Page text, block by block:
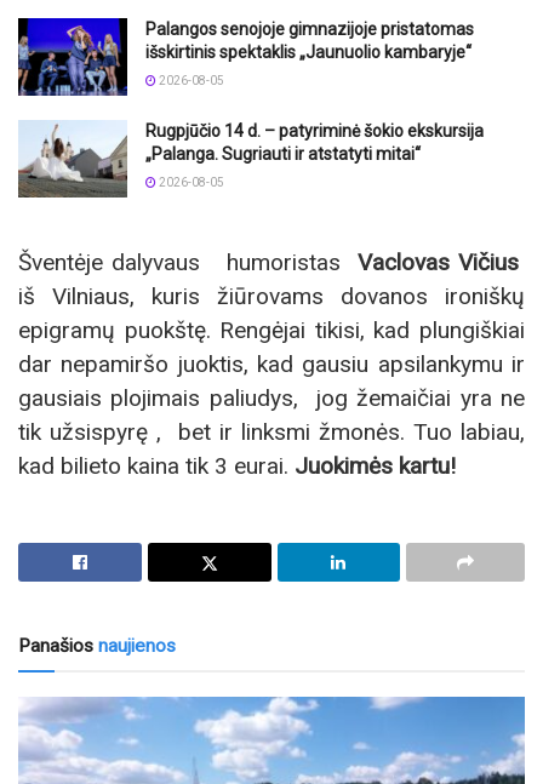
Palangos senojoje gimnazijoje pristatomas
išskirtinis spektaklis „Jaunuolio kambaryje“
2026-08-05
Rugpjūčio 14 d. – patyriminė šokio ekskursija
„Palanga. Sugriauti ir atstatyti mitai“
2026-08-05
Šventėje dalyvaus humoristas Vaclovas Vičius
iš Vilniaus, kuris žiūrovams dovanos ironiškų
epigramų puokštę. Rengėjai tikisi, kad plungiškiai
dar nepamiršo juoktis, kad gausiu apsilankymu ir
gausiais plojimais paliudys, jog žemaičiai yra ne
tik užsispyrę , bet ir linksmi žmonės. Tuo labiau,
kad bilieto kaina tik 3 eurai. Juokimės kartu!
Panašios naujienos